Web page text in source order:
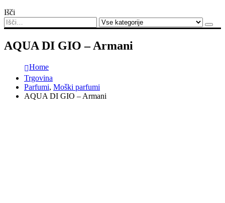
Išči
AQUA DI GIO – Armani
Home
Trgovina
Parfumi, Moški parfumi
AQUA DI GIO – Armani